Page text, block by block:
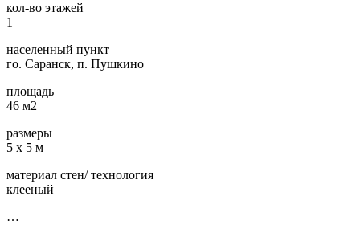
кол-во этажей
1
населенный пункт
го. Саранск, п. Пушкино
площадь
46 м2
размеры
5 х 5 м
материал стен/ технология
клееный
…